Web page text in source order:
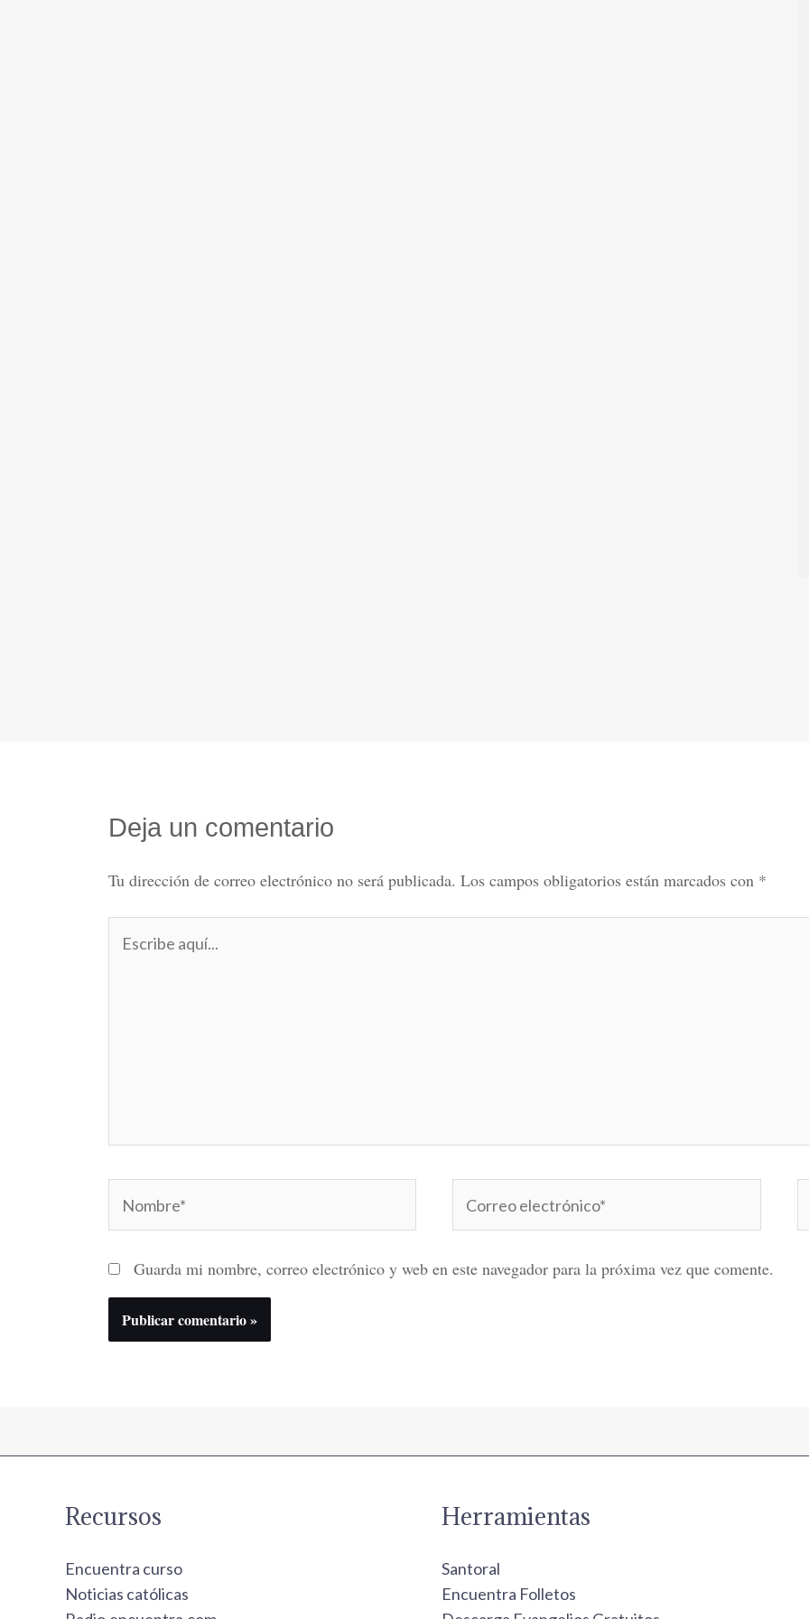
Deja un comentario
Tu dirección de correo electrónico no será publicada. Los campos obligatorios están marcados con *
aquí...
electrónico*
Guarda mi nombre, correo electrónico y web en este navegador para la próxima vez que comente.
Recursos
Encuentra curso
Noticias católicas
Herramientas
Santoral
Encuentra Folletos